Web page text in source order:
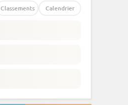
Classements Calendrier